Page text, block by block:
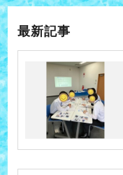
最新記事